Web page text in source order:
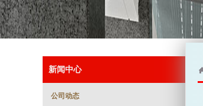
新闻中心
公司动态